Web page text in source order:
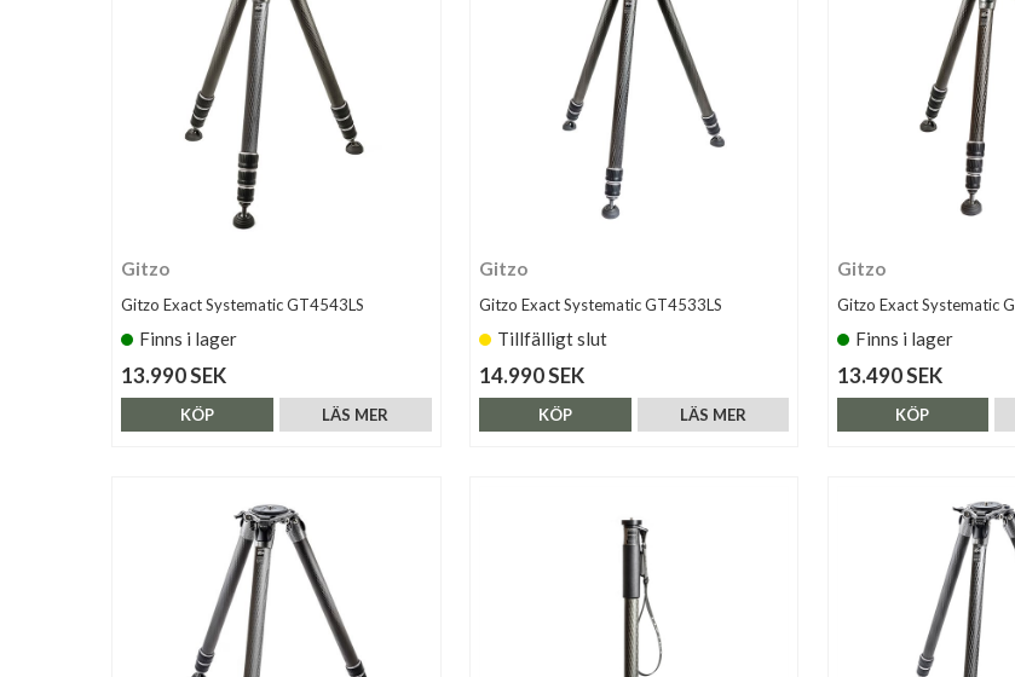
Gitzo
Gitzo Exact Systematic GT4543LS
Finns i lager
13.990 SEK
LÄS MER
KÖP
Gitzo
Gitzo Exact Systematic GT4533LS
Tillfälligt slut
14.990 SEK
LÄS MER
KÖP
Gitzo
Gitzo Exact Systematic
Finns i lager
13.490 SEK
KÖP